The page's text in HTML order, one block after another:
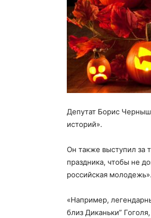
Депутат Борис
историй».
Он также выступил за
праздника, чтобы не
российская
«Например,
близ Диканьки”